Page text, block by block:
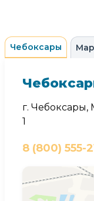
Чебоксары
г. Чебоксары,
1
8 (800) 555-